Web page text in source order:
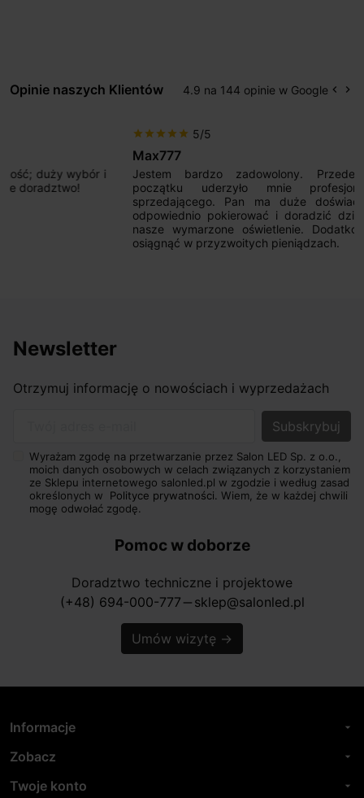
Opinie naszych Klientów 4.9 na 144 opinie w Google keyboard_arrow_left keyboard_arrow_right
Jestem bardzo zadowolony. Przede wszystkim od
początku uderzyło mnie profesjonalne podejście
sprzedającego. Pan ma duże doświadczenie i potrafi
odpowiednio pokierować i doradzić dzięki czemu mamy
nasze wymarzone oświetlenie. Dodatkowo udało się to
osiągnąć w przyzwoitych pieniądzach.
Newsletter
Otrzymuj informację o nowościach i wyprzedażach
Wyrażam zgodę na przetwarzanie przez Salon LED Sp. z o.o.,
moich danych osobowych w celach związanych z korzystaniem
ze Sklepu internetowego salonled.pl w zgodzie i według zasad
określonych w Polityce prywatności. Wiem, że w każdej chwili
mogę odwołać zgodę.
Pomoc w doborze
Doradztwo techniczne i projektowe
(+48) 694-000-777 horizontal_rule sklep@salonled.pl
Umów wizytę →
Informacje arrow_drop_down
Zobacz arrow_drop_down
Twoje konto arrow_drop_down